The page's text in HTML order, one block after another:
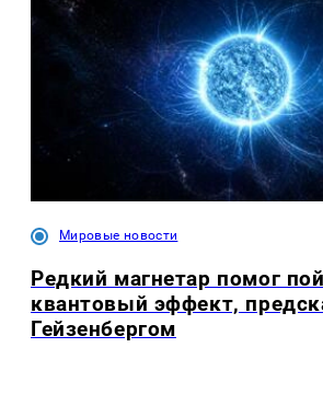
Мировые новости
Редкий магнетар помог
квантовый эффект,
Гейзенбергом